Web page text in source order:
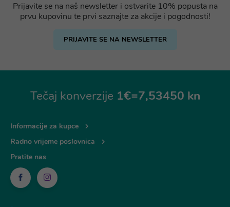
Prijavite se na naš newsletter i ostvarite 10% popusta na
prvu kupovinu te prvi saznajte za akcije i pogodnosti!
PRIJAVITE SE NA NEWSLETTER
Tečaj konverzije 1€=7,53450 kn
Informacije za kupce
Radno vrijeme poslovnica
Pratite nas